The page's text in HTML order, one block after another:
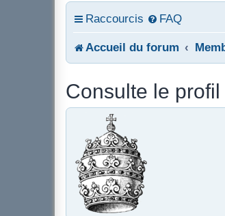
Raccourcis FAQ
Accueil du forum
Consulte le